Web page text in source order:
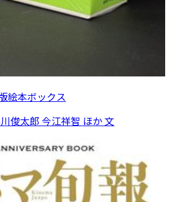
絵本ボックス
俊太郎 今江祥智 ほか 文